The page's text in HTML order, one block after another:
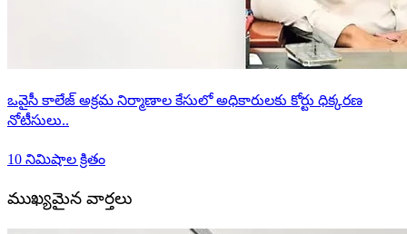
ఒవైసీ కాలేజ్ అక్రమ నిర్మాణాల కేసులో అధికారులకు కోర్టు ధిక్కరణ
నోటీసులు..
10 నిమిషాల క్రితం
ముఖ్యమైన వార్తలు